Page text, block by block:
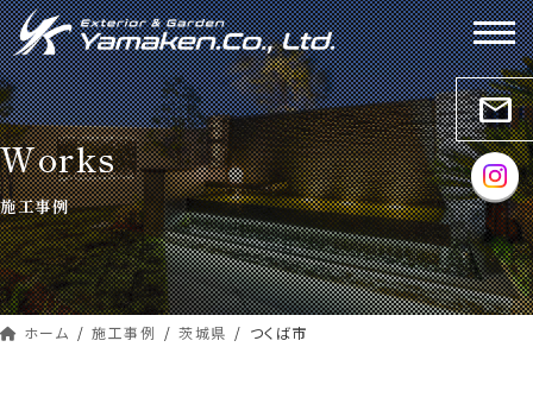
コ
ン
テ
ン
ツ
へ
ス
キ
ッ
プ
ナ
ビ
ゲ
ー
シ
ョ
ン
に
移
動
施工事例
Works
ホーム 施工事例 茨城県 つくば市
mail